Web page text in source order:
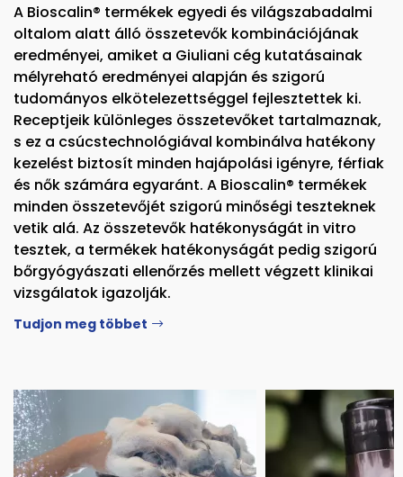
A Bioscalin® termékek egyedi és világszabadalmi
oltalom alatt álló összetevők kombinációjának
eredményei, amiket a Giuliani cég kutatásainak
mélyreható eredményei alapján és szigorú
tudományos elkötelezettséggel fejlesztettek ki.
Receptjeik különleges összetevőket tartalmaznak,
s ez a csúcstechnológiával kombinálva hatékony
kezelést biztosít minden hajápolási igényre, férfiak
és nők számára egyaránt. A Bioscalin® termékek
minden összetevőjét szigorú minőségi teszteknek
vetik alá. Az összetevők hatékonyságát in vitro
tesztek, a termékek hatékonyságát pedig szigorú
bőrgyógyászati ​​ellenőrzés mellett végzett klinikai
vizsgálatok igazolják.
Tudjon meg többet